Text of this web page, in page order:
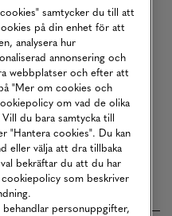
samtycker du till att
på din enhet för att
analysera hur
annonsering och
webbplatser och efter att
"Mer om cookies och
om vad de olika
du bara samtycka till
"Hantera cookies". Du kan
eller välja att dra tillbaka
bekräftar du att du har
som beskriver
personuppgifter,